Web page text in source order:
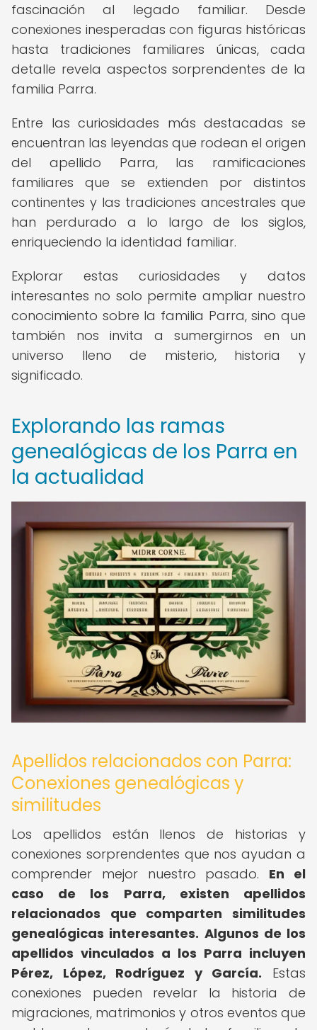
fascinación al legado familiar. Desde
conexiones inesperadas con figuras históricas
hasta tradiciones familiares únicas, cada
detalle revela aspectos sorprendentes de la
familia Parra.
Entre las curiosidades más destacadas se
encuentran las leyendas que rodean el origen
del apellido Parra, las ramificaciones
familiares que se extienden por distintos
continentes y las tradiciones ancestrales que
han perdurado a lo largo de los siglos,
enriqueciendo la identidad familiar.
Explorar estas curiosidades y datos
interesantes no solo permite ampliar nuestro
conocimiento sobre la familia Parra, sino que
también nos invita a sumergirnos en un
universo lleno de misterio, historia y
significado.
Explorando las ramas
genealógicas de los Parra en
la actualidad
Apellidos relacionados con Parra:
Conexiones genealógicas y
similitudes
Los apellidos están llenos de historias y
conexiones sorprendentes que nos ayudan a
comprender mejor nuestro pasado. En el
caso de los Parra, existen apellidos
relacionados que comparten similitudes
genealógicas interesantes. Algunos de los
apellidos vinculados a los Parra incluyen
Pérez, López, Rodríguez y García. Estas
conexiones pueden revelar la historia de
migraciones, matrimonios y otros eventos que